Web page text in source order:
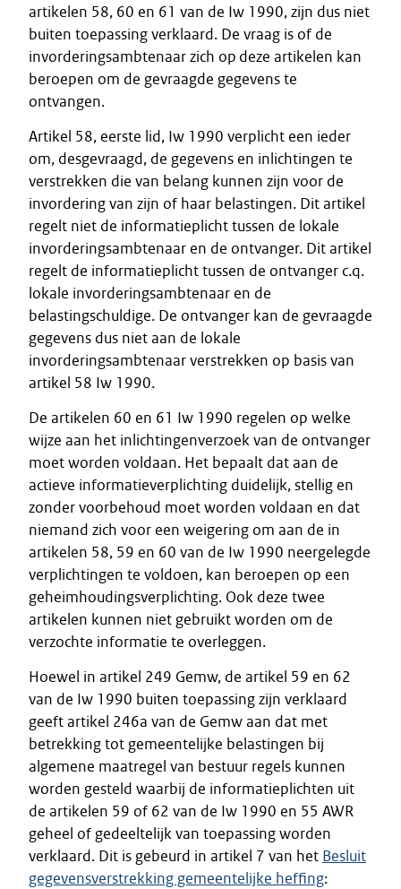
artikelen 58, 60 en 61 van de Iw 1990, zijn dus niet
buiten toepassing verklaard. De vraag is of de
invorderingsambtenaar zich op deze artikelen kan
beroepen om de gevraagde gegevens te
ontvangen.
Artikel 58, eerste lid, Iw 1990 verplicht een ieder
om, desgevraagd, de gegevens en inlichtingen te
verstrekken die van belang kunnen zijn voor de
invordering van zijn of haar belastingen. Dit artikel
regelt niet de informatieplicht tussen de lokale
invorderingsambtenaar en de ontvanger. Dit artikel
regelt de informatieplicht tussen de ontvanger c.q.
lokale invorderingsambtenaar en de
belastingschuldige. De ontvanger kan de gevraagde
gegevens dus niet aan de lokale
invorderingsambtenaar verstrekken op basis van
artikel 58 Iw 1990.
De artikelen 60 en 61 Iw 1990 regelen op welke
wijze aan het inlichtingenverzoek van de ontvanger
moet worden voldaan. Het bepaalt dat aan de
actieve informatieverplichting duidelijk, stellig en
zonder voorbehoud moet worden voldaan en dat
niemand zich voor een weigering om aan de in
artikelen 58, 59 en 60 van de Iw 1990 neergelegde
verplichtingen te voldoen, kan beroepen op een
geheimhoudingsverplichting. Ook deze twee
artikelen kunnen niet gebruikt worden om de
verzochte informatie te overleggen.
Hoewel in artikel 249 Gemw, de artikel 59 en 62
van de Iw 1990 buiten toepassing zijn verklaard
geeft artikel 246a van de Gemw aan dat met
betrekking tot gemeentelijke belastingen bij
algemene maatregel van bestuur regels kunnen
worden gesteld waarbij de informatieplichten uit
de artikelen 59 of 62 van de Iw 1990 en 55 AWR
geheel of gedeeltelijk van toepassing worden
verklaard. Dit is gebeurd in artikel 7 van het Besluit
gegevensverstrekking gemeentelijke heffing: